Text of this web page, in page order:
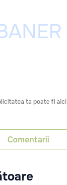
ta poate fi aici
Comentarii